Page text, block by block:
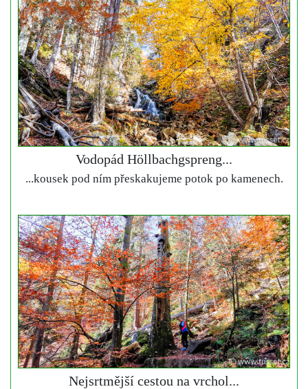
Vodopád Höllbachgspreng...
...kousek pod ním přeskakujeme potok po kamenech.
Nejsrtmější cestou na vrchol...